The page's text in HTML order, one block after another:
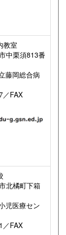
教室
中栗須813番
合病
／FAX
北橘町下箱
療セン
／FAX